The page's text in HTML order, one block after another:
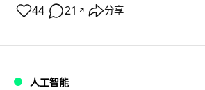
44 21 ↗ 分享
人工智能